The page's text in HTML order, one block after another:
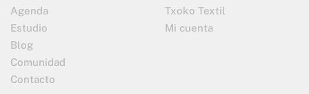
Agenda
Estudio
Blog
Comunidad
Contacto
Txoko Textil
Mi cuenta